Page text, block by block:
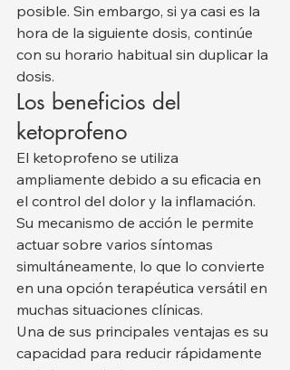
posible. Sin embargo, si ya casi es la
hora de la siguiente dosis, continúe
con su horario habitual sin duplicar la
dosis.
Los beneficios del
ketoprofeno
El ketoprofeno se utiliza
ampliamente debido a su eficacia en
el control del dolor y la inflamación.
Su mecanismo de acción le permite
actuar sobre varios síntomas
simultáneamente, lo que lo convierte
en una opción terapéutica versátil en
muchas situaciones clínicas.
Una de sus principales ventajas es su
capacidad para reducir rápidamente